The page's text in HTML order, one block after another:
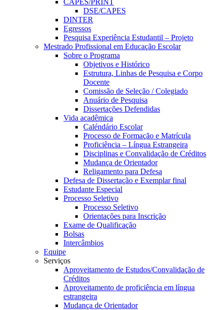
CAPES/PRINT
DSE/CAPES
DINTER
Egressos
Pesquisa Experiência Estudantil – Projeto
Mestrado Profissional em Educação Escolar
Sobre o Programa
Objetivos e Histórico
Estrutura, Linhas de Pesquisa e Corpo
Docente
Comissão de Seleção / Colegiado
Anuário de Pesquisa
Dissertações Defendidas
Vida acadêmica
Caléndário Escolar
Processo de Formação e Matrícula
Proficiência – Língua Estrangeira
Disciplinas e Convalidação de Créditos
Mudança de Orientador
Religamento para Defesa
Defesa de Dissertação e Exemplar final
Estudante Especial
Processo Seletivo
Processo Seletivo
Orientações para Inscrição
Exame de Qualificação
Bolsas
Intercâmbios
Equipe
Serviços
Aproveitamento de Estudos/Convalidação de
Créditos
Aproveitamento de proficiência em língua
estrangeira
Mudança de Orientador